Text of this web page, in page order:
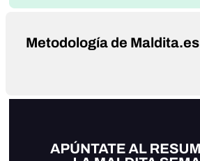
Metodología de Maldita.es